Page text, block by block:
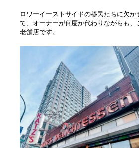
ロワーイーストサイドの移民たちに欠か
て、オーナーが何度か代わりながらも、
老舗店です。